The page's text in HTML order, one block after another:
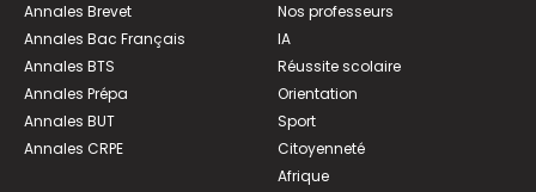
Annales Brevet
Annales Bac Français
Annales BTS
Annales Prépa
Annales BUT
Annales CRPE
Nos professeurs
IA
Réussite scolaire
Orientation
Sport
Citoyenneté
Afrique